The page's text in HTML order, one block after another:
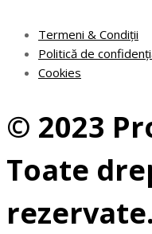
Termeni & Condiții
Politică de
Cookies
© 2023
Toate
rezervate.